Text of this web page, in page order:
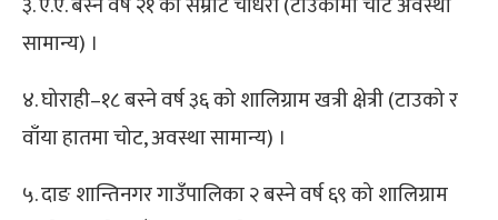
सामान्य) ।
४. घोराही–१८ बस्ने वर्ष ३६ को शालिग्राम खत्री क्षेत्री (टाउको र
वाँया हातमा चोट, अवस्था सामान्य) ।
५. दाङ शान्तिनगर गाउँपालिका २ बस्ने वर्ष ६९ को शालिग्राम